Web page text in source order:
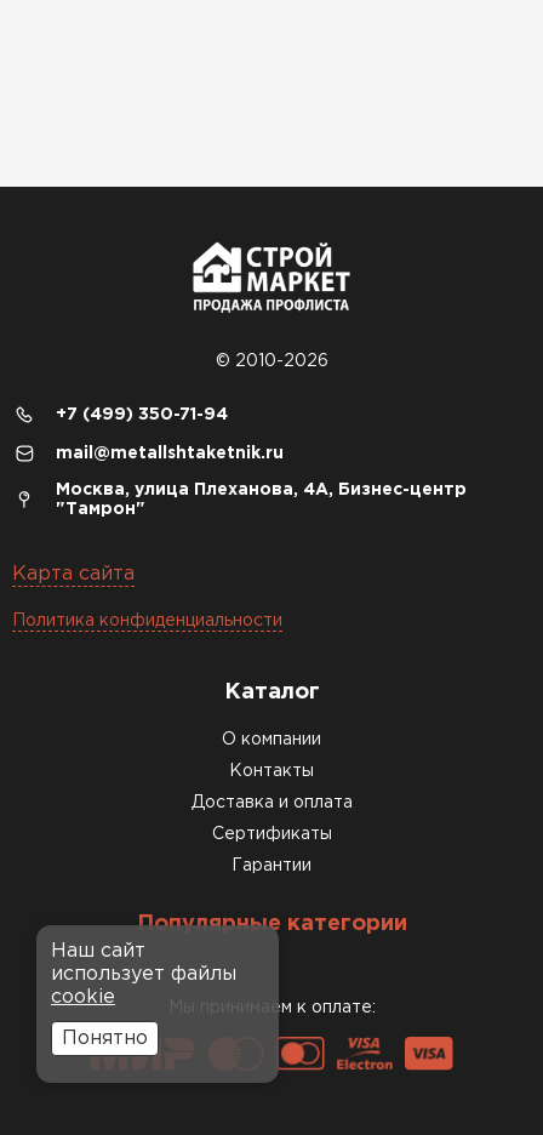
© 2010-2026
+7 (499) 350-71-94
mail@metallshtaketnik.ru
Москва, улица Плеханова, 4А, Бизнес-центр
"Тамрон"
Карта сайта
Политика конфиденциальности
Каталог
О компании
Контакты
Доставка и оплата
Сертификаты
Гарантии
Популярные категории
Мы принимаем к оплате:
Наш сайт
использует файлы
cookie
Понятно